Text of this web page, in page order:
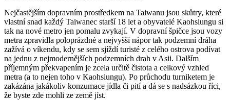
Nejčastějším dopravním prostředkem na Taiwanu jsou skůtry, které
vlastní snad každý Taiwanec starší 18 let a obyvatelé Kaohsiungu si
tak na nové metro jen pomalu zvykají. V dopravní špičce jsou vozy
metra zpravidla poloprázdné a nejvyšší nápor tak podzemní dráha
zažívá o víkendu, kdy se sem sjíždí turisté z celého ostrova podívat
na jednu z nejmodernějších podzemních drah v Asii. Dalším
příjemným překvapením je zcela určitě čistota a celkový vzhled
metra (a to nejen toho v Kaohsiungu). Po průchodu turniketem je
zakázána jakákoliv konzumace jídla či pití a dá se s nadsázkou říci,
že byste zde mohli ze země jíst.